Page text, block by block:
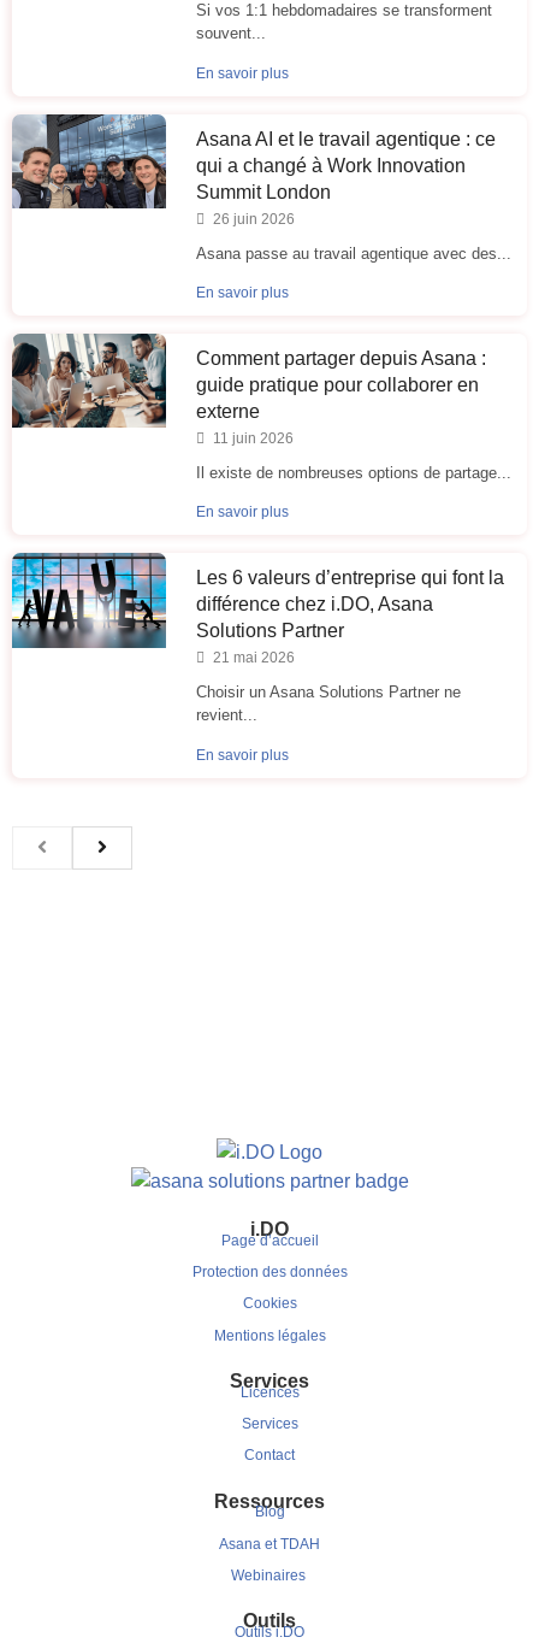
Si vos 1:1 hebdomadaires se transforment
souvent...
En savoir plus
Asana AI et le travail agentique : ce
qui a changé à Work Innovation
Summit London
26 juin 2026
Asana passe au travail agentique avec des...
En savoir plus
Comment partager depuis Asana :
guide pratique pour collaborer en
externe
11 juin 2026
Il existe de nombreuses options de partage...
En savoir plus
Les 6 valeurs d’entreprise qui font la
différence chez i.DO, Asana
Solutions Partner
21 mai 2026
Choisir un Asana Solutions Partner ne
revient...
En savoir plus
i.DO
Page d’accueil
Protection des données
Cookies
Mentions légales
Services
Licences
Services
Contact
Ressources
Blog
Asana et TDAH
Webinaires
Outils
Outils i.DO